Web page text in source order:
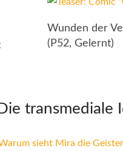
Wunden der
(P52, Gelernt)
Die transmediale
sieht Mira die